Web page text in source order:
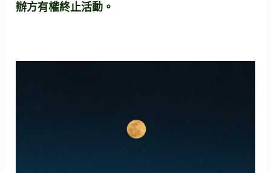
辦方有權終止活動。